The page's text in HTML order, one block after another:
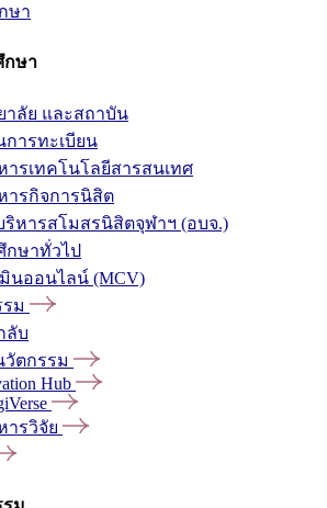
ษา
กษา
ลัย และสถาบัน
การทะเบียน
ารเทคโนโลยีสารสนเทศ
ารกิจการนิสิต
ริหารสโมสรนิสิตจุฬาฯ (อบจ.)
กษาทั่วไป
มินออนไลน์ (MCV)
ม
ลับ
วัตกรรม
Hub
ารวิจัย